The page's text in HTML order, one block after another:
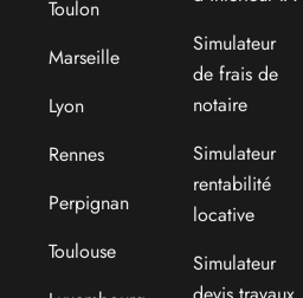
Toulon
Marseille
Lyon
Rennes
Perpignan
Toulouse
Simulateur
de frais de
notaire
Simulateur
rentabilité
locative
Simulateur